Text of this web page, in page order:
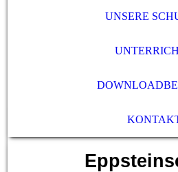
UNSERE